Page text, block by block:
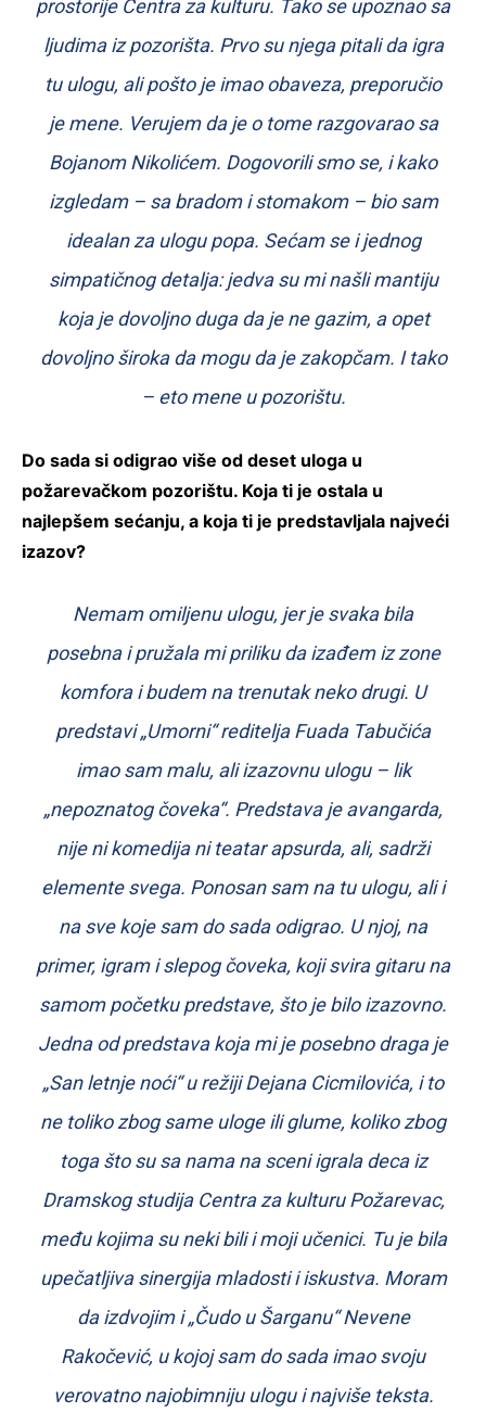
prostorije Centra za kulturu. Tako se upoznao sa
ljudima iz pozorišta. Prvo su njega pitali da igra
tu ulogu, ali pošto je imao obaveza, preporučio
je mene. Verujem da je o tome razgovarao sa
Bojanom Nikolićem. Dogovorili smo se, i kako
izgledam – sa bradom i stomakom – bio sam
idealan za ulogu popa. Sećam se i jednog
simpatičnog detalja: jedva su mi našli mantiju
koja je dovoljno duga da je ne gazim, a opet
dovoljno široka da mogu da je zakopčam. I tako
– eto mene u pozorištu.
Do sada si odigrao više od deset uloga u
požarevačkom pozorištu. Koja ti je ostala u
najlepšem sećanju, a koja ti je predstavljala najveći
izazov?
Nemam omiljenu ulogu, jer je svaka bila
posebna i pružala mi priliku da izađem iz zone
komfora i budem na trenutak neko drugi. U
predstavi „Umorni“ reditelja Fuada Tabučića
imao sam malu, ali izazovnu ulogu – lik
„nepoznatog čoveka“. Predstava je avangarda,
nije ni komedija ni teatar apsurda, ali, sadrži
elemente svega. Ponosan sam na tu ulogu, ali i
na sve koje sam do sada odigrao. U njoj, na
primer, igram i slepog čoveka, koji svira gitaru na
samom početku predstave, što je bilo izazovno.
Jedna od predstava koja mi je posebno draga je
„San letnje noći“ u režiji Dejana Cicmilovića, i to
ne toliko zbog same uloge ili glume, koliko zbog
toga što su sa nama na sceni igrala deca iz
Dramskog studija Centra za kulturu Požarevac,
među kojima su neki bili i moji učenici. Tu je bila
upečatljiva sinergija mladosti i iskustva. Moram
da izdvojim i „Čudo u Šarganu“ Nevene
Rakočević, u kojoj sam do sada imao svoju
verovatno najobimniju ulogu i najviše teksta.